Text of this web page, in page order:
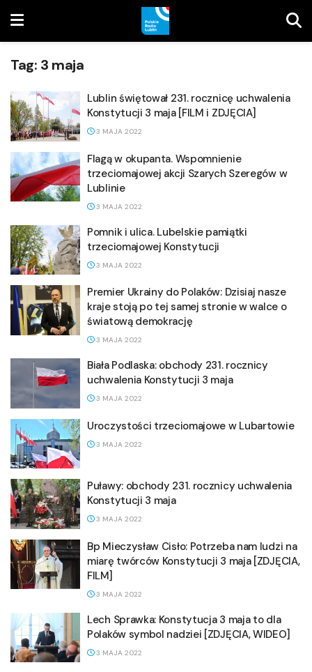
Tag: 3 maja
Lublin świętował 231. rocznicę uchwalenia
Konstytucji 3 maja [FILM i ZDJĘCIA]
3 MAJA 2022
Flagą w okupanta. Wspomnienie
trzeciomajowej akcji Szarych Szeregów w
Lublinie
3 MAJA 2022
Pomnik i ulica. Lubelskie pamiątki
trzeciomajowej Konstytucji
3 MAJA 2022
Premier Ukrainy do Polaków: Dzisiaj nasze
kraje stoją po tej samej stronie w walce o
światową demokrację
3 MAJA 2022
Biała Podlaska: obchody 231. rocznicy
uchwalenia Konstytucji 3 maja
3 MAJA 2022
Uroczystości trzeciomajowe w Lubartowie
3 MAJA 2022
Puławy: obchody 231. rocznicy uchwalenia
Konstytucji 3 maja
3 MAJA 2022
Bp Mieczysław Cisło: Potrzeba nam ludzi na
miarę twórców Konstytucji 3 maja [ZDJĘCIA,
FILM]
3 MAJA 2022
Lech Sprawka: Konstytucja 3 maja to dla
Polaków symbol nadziei [ZDJĘCIA, WIDEO]
3 MAJA 2022